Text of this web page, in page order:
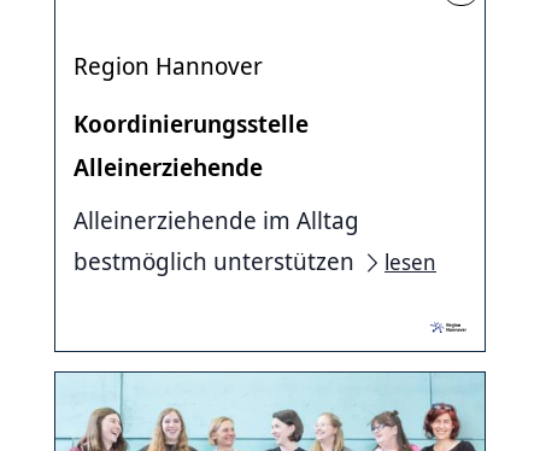
Region Hannover
Koordinierungsstelle
Alleinerziehende
Alleinerziehende im Alltag
bestmöglich unterstützen
lesen